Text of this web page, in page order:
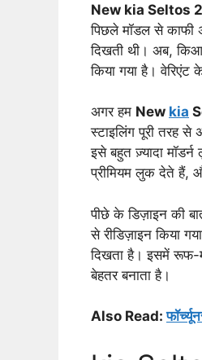
New kia Seltos
पिछले मॉडल से काफी
दिखती थी। अब,
किया गया है।
अगर हम New kia
स्टाइलिंग पूरी तरह से
इसे बहुत ज़्यादा
प्रीमियम लुक देते हैं,
पीछे के डिज़ाइन की
से रीडिज़ाइन किया
दिखता है। इसमें रूफ-
बेहतर बनाता है।
Also Read: